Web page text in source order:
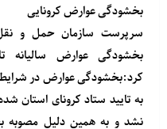
بخشودگی عوارض کرونایی
سرپرست سازمان حمل و
بخشودگی عوارض سالیانه
کرد:بخشودگی عوارض در شرایط
به تایید ستاد کرونای استان
نشد و به همین دلیل مصوبه